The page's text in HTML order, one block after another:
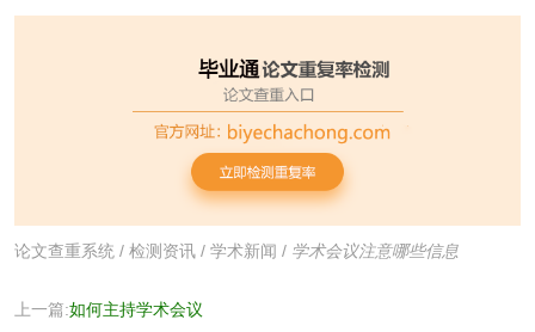
论文查重系统 / 检测资讯 / 学术新闻 / 学术会议注意哪些信息
上一篇:如何主持学术会议